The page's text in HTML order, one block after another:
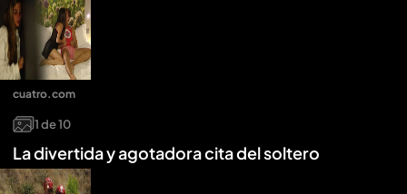
1de10
La divertida y agotadora cita del soltero
cuatro.com